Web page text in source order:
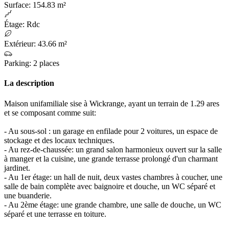
Surface: 154.83 m²
Étage: Rdc
Extérieur: 43.66 m²
Parking: 2 places
La description
Maison unifamiliale sise à Wickrange, ayant un terrain de 1.29 ares
et se composant comme suit:
- Au sous-sol : un garage en enfilade pour 2 voitures, un espace de
stockage et des locaux techniques.
- Au rez-de-chaussée: un grand salon harmonieux ouvert sur la salle
à manger et la cuisine, une grande terrasse prolongé d'un charmant
jardinet.
- Au 1er étage: un hall de nuit, deux vastes chambres à coucher, une
salle de bain complète avec baignoire et douche, un WC séparé et
une buanderie.
- Au 2ème étage: une grande chambre, une salle de douche, un WC
séparé et une terrasse en toiture.